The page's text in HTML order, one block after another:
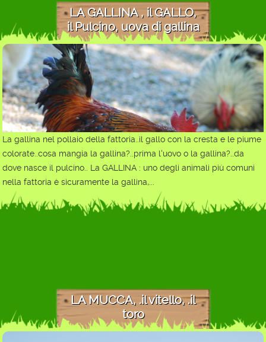
LA GALLINA , il GALLO,
il Pulcino, uova di gallina
La gallina nel pollaio della fattoria..il gallo con la cresta e le piume
colorate..cosa mangia la gallina?..prima l'uovo o la gallina?..da
dove nasce il pulcino.. La GALLINA : uno degli animali più comuni
nella fattoria è sicuramente la gallina,...
LA MUCCA, .il vitello, .il
toro